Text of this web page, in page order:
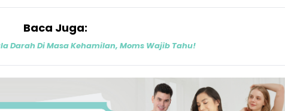
Baca Juga:
Darah Di Masa Kehamilan, Moms Wajib Tahu!